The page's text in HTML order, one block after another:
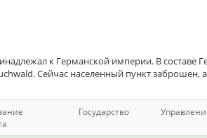
к Германской империи. В составе
Сейчас населенный пункт
Государство